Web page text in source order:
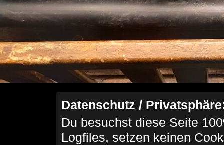
Datenschutz /
Du besuchst diese Seite
Logfiles, setzen keinen